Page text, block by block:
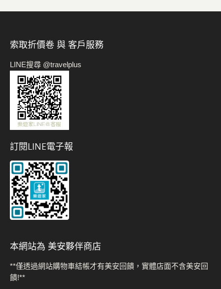
索取折價卷 與 客戶服務
LINE搜尋 @travelplus
訂閱LINE電子報
本網站為 美安夥伴商店
**僅透過網站購物車結帳才有美安回饋，實體店面不含美安回
饋!**